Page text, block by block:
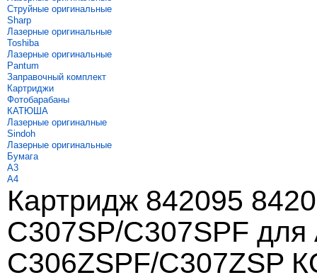
Струйные оригинальные
Sharp
Лазерные оригинальные
Toshiba
Лазерные оригинальные
Pantum
Заправочный комплект
Картриджи
Фотобарабаны
КАТЮША
Лазерные оригиналные
Sindoh
Лазерные оригинальные
Бумага
A3
A4
Картридж 842095
C307SP/C307SPF для
C306ZSPF/C307ZSP